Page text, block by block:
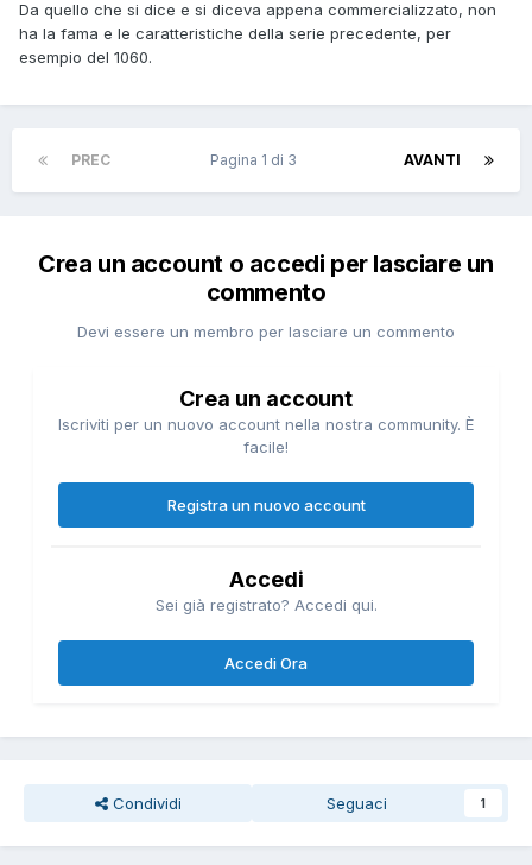
Da quello che si dice e si diceva appena commercializzato, non
ha la fama e le caratteristiche della serie precedente, per
esempio del 1060.
PREC AVANTI
Pagina 1 di 3
Crea un account o accedi per lasciare un
commento
Devi essere un membro per lasciare un commento
Crea un account
Iscriviti per un nuovo account nella nostra community. È
facile!
Registra un nuovo account
Accedi
Sei già registrato? Accedi qui.
Accedi Ora
Condividi Seguaci 1